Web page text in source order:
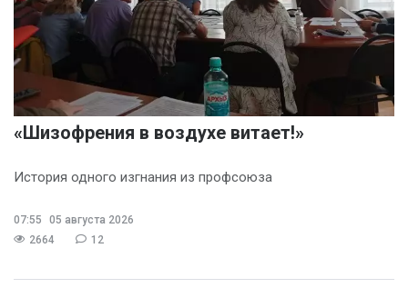
«Шизофрения в воздухе витает!»
История одного изгнания из профсоюза
07:55
05 августа 2026
2664
12